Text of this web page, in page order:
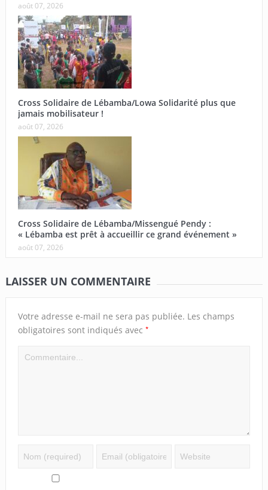
août 07, 2026
Cross Solidaire de Lébamba/Lowa Solidarité plus que
jamais mobilisateur !
août 07, 2026
Cross Solidaire de Lébamba/Missengué Pendy :
« Lébamba est prêt à accueillir ce grand événement »
août 07, 2026
LAISSER UN COMMENTAIRE
Votre adresse e-mail ne sera pas publiée. Les champs
obligatoires sont indiqués avec *